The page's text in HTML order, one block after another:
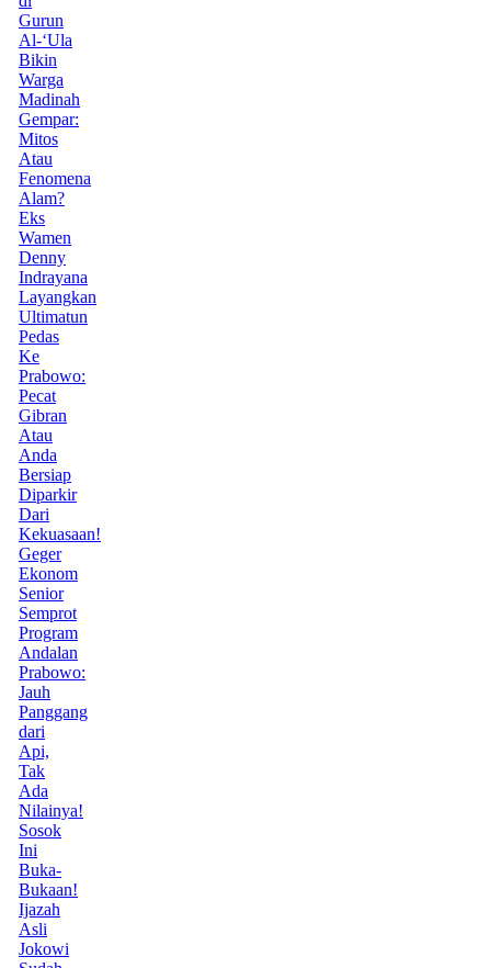
Gurun
Al-‘Ula
Bikin
Warga
Madinah
Gempar:
Mitos
Atau
Fenomena
Alam?
Eks
Wamen
Denny
Indrayana
Layangkan
Ultimatun
Pedas
Ke
Prabowo:
Pecat
Gibran
Atau
Anda
Bersiap
Diparkir
Dari
Kekuasaan!
Geger
Ekonom
Senior
Semprot
Program
Andalan
Prabowo:
Jauh
Panggang
dari
Api,
Tak
Ada
Nilainya!
Sosok
Ini
Buka-
Bukaan!
Ijazah
Asli
Jokowi